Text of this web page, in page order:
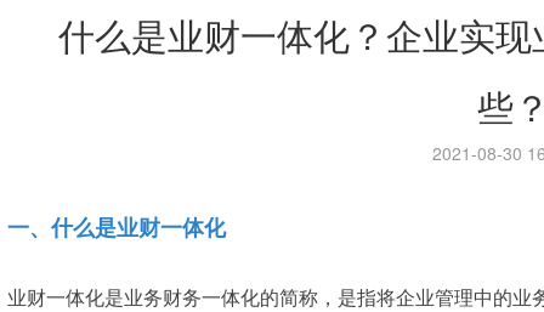
什么是业财一体化？企业实
些
2021-08-30
一、什么是业财一体化
业财一体化是业务财务一体化的简称，是指将企业管理中的